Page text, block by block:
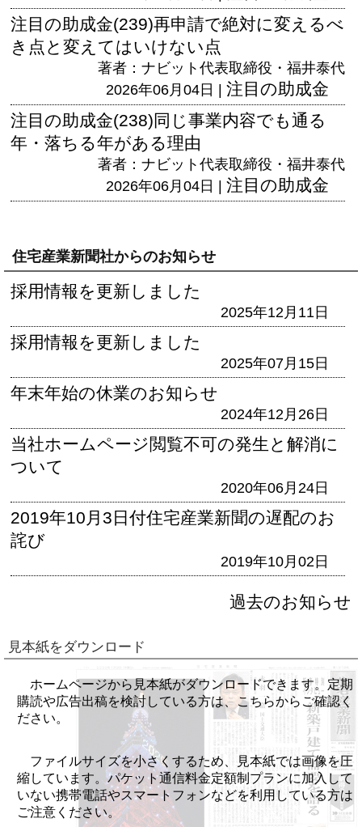
注目の助成金(239)再申請で絶対に変えるべ
き点と変えてはいけない点
著者：ナビット代表取締役・福井泰代
2026年06月04日 | 注目の助成金
注目の助成金(238)同じ事業内容でも通る
年・落ちる年がある理由
著者：ナビット代表取締役・福井泰代
2026年06月04日 | 注目の助成金
住宅産業新聞社からのお知らせ
採用情報を更新しました
2025年12月11日
採用情報を更新しました
2025年07月15日
年末年始の休業のお知らせ
2024年12月26日
当社ホームページ閲覧不可の発生と解消に
ついて
2020年06月24日
2019年10月3日付住宅産業新聞の遅配のお
詫び
2019年10月02日
過去のお知らせ
見本紙をダウンロード
ホームページから見本紙がダウンロードできます。定期
購読や広告出稿を検討している方は、こちらからご確認く
ださい。
ファイルサイズを小さくするため、見本紙では画像を圧
縮しています。パケット通信料金定額制プランに加入して
いない携帯電話やスマートフォンなどを利用している方は
ご注意ください。